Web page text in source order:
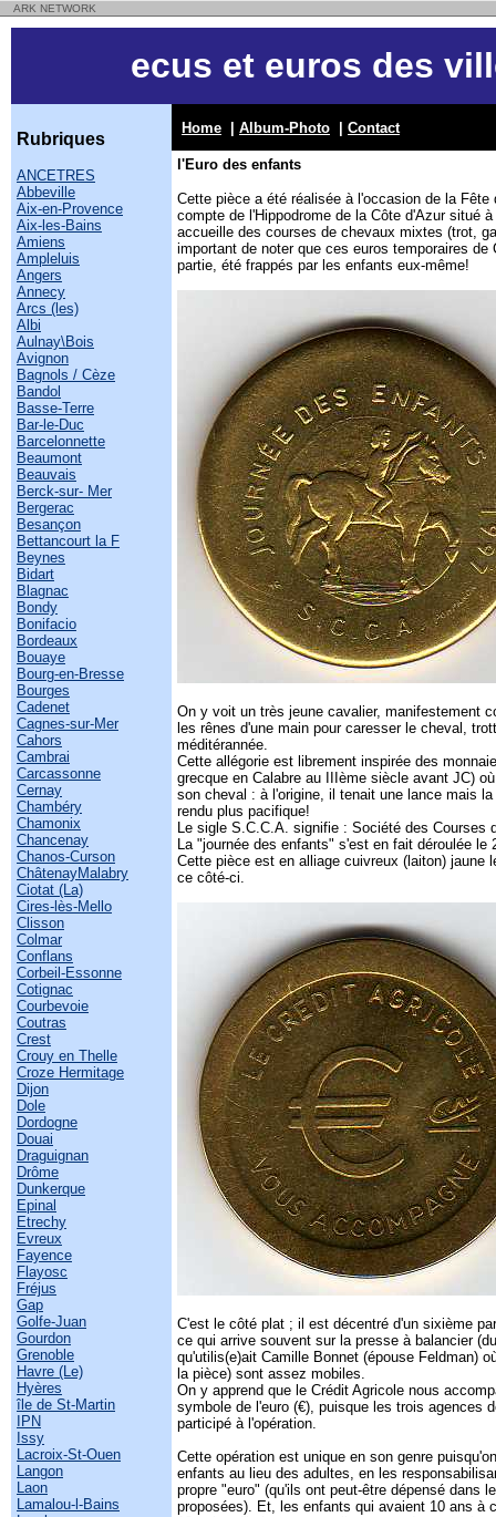
ARK NETWORK
ecus et euros des
Rubriques
ANCETRES
Abbeville
Aix-en-Provence
Aix-les-Bains
Amiens
Ampleluis
Angers
Annecy
Arcs (les)
Albi
Aulnay\Bois
Avignon
Bagnols / Cèze
Bandol
Basse-Terre
Bar-le-Duc
Barcelonnette
Beaumont
Beauvais
Berck-sur- Mer
Bergerac
Besançon
Bettancourt la F
Beynes
Bidart
Blagnac
Bondy
Bonifacio
Bordeaux
Bouaye
Bourg-en-Bresse
Bourges
Cadenet
Cagnes-sur-Mer
Cahors
Cambrai
Carcassonne
Cernay
Chambéry
Chamonix
Chancenay
Chanos-Curson
ChâtenayMalabry
Ciotat (La)
Cires-lès-Mello
Clisson
Colmar
Conflans
Corbeil-Essonne
Cotignac
Courbevoie
Coutras
Crest
Crouy en Thelle
Croze Hermitage
Dijon
Dole
Dordogne
Douai
Draguignan
Drôme
Dunkerque
Epinal
Etrechy
Evreux
Fayence
Flayosc
Fréjus
Gap
Golfe-Juan
Gourdon
Grenoble
Havre (Le)
Hyères
île de St-Martin
IPN
Issy
Lacroix-St-Ouen
Langon
Laon
Lamalou-l-Bains
Home Album-Photo Contact
l'Euro des enfants
Cette pièce a été réalisée à l'occasion de la Fête
compte de l'Hippodrome de la Côte d'Azur situé
accueille des courses de chevaux mixtes (trot,
important de noter que ces euros temporaires de
partie, été frappés par les enfants eux-même!
On y voit un très jeune cavalier, manifestement
les rênes d'une main pour caresser le cheval,
méditérannée.
Cette allégorie est librement inspirée des
grecque en Calabre au IIIème siècle avant JC)
son cheval : à l'origine, il tenait une lance mais
rendu plus pacifique!
Le sigle S.C.C.A. signifie : Société des Courses
La "journée des enfants" s'est en fait déroulée
Cette pièce est en alliage cuivreux (laiton) jaune
ce côté-ci.
C'est le côté plat ; il est décentré d'un sixième
ce qui arrive souvent sur la presse à balancier
qu'utilis(e)ait Camille Bonnet (épouse Feldman)
la pièce) sont assez mobiles.
On y apprend que le Crédit Agricole nous
symbole de l'euro (€), puisque les trois agences
participé à l'opération.
Cette opération est unique en son genre
enfants au lieu des adultes, en les
propre "euro" (qu'ils ont peut-être dépensé dans
proposées). Et, les enfants qui avaient 10 ans à